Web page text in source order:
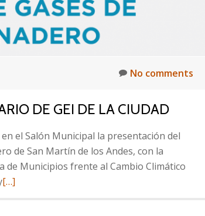
No comments
DE GEI DE LA CIUDAD
el Salón Municipal la presentación del
de San Martín de los Andes, con la
de Municipios frente al Cambio Climático
Read
[…]